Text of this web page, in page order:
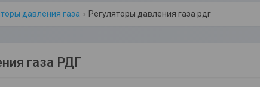
давления газа Регуляторы давления газа рдг
газа РДГ